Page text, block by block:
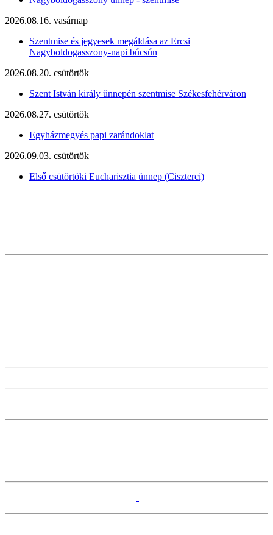
2026.08.16. vasárnap
Szentmise és jegyesek megáldása az Ercsi
Nagyboldogasszony-napi búcsún
2026.08.20. csütörtök
Szent István király ünnepén szentmise Székesfehérváron
2026.08.27. csütörtök
Egyházmegyés papi zarándoklat
2026.09.03. csütörtök
Első csütörtöki Eucharisztia ünnep (Ciszterci)